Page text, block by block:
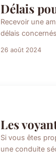
Délais
Recevoir une
délais
26 août 2024
Les
Si vous êtes
une conduite